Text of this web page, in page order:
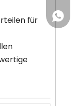
für
+86-